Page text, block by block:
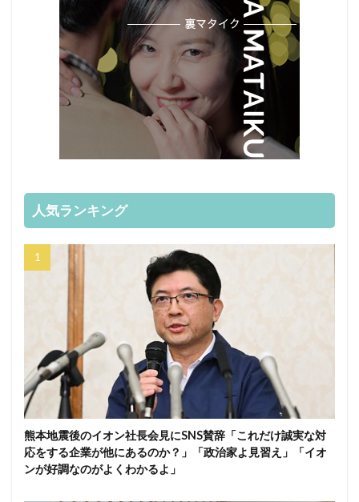
人気ランキング
熊本地震後のイオン社長会見にSNS賛辞「これだけ誠実な対
応をする企業が他にあるのか？」「政治家よ見習え」「イオ
ンが好調なのがよくわかるよ」